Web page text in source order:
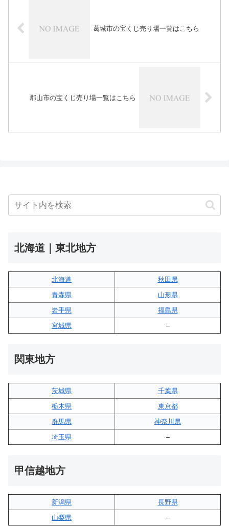
葛城市の宝くじ売り場一覧はこちら
郡山市の宝くじ売り場一覧はこちら
北海道｜東北地方
北海道
秋田県
青森県
山形県
岩手県
福島県
宮城県
–
関東地方
茨城県
千葉県
栃木県
東京都
群馬県
神奈川県
埼玉県
–
甲信越地方
新潟県
長野県
山梨県
–